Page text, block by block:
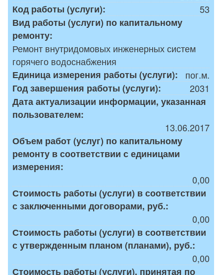
Код работы (услуги):
53
Вид работы (услуги) по капитальному
ремонту:
Ремонт внутридомовых инженерных систем
горячего водоснабжения
Единица измерения работы (услуги):
пог.м.
Год завершения работы (услуги):
2031
Дата актуализации информации, указанная
пользователем:
13.06.2017
Объем работ (услуг) по капитальному
ремонту в соответствии с единицами
измерения:
0,00
Стоимость работы (услуги) в соответствии
с заключенными договорами, руб.:
0,00
Стоимость работы (услуги) в соответствии
с утвержденным планом (планами), руб.:
0,00
Стоимость работы (услуги), принятая по